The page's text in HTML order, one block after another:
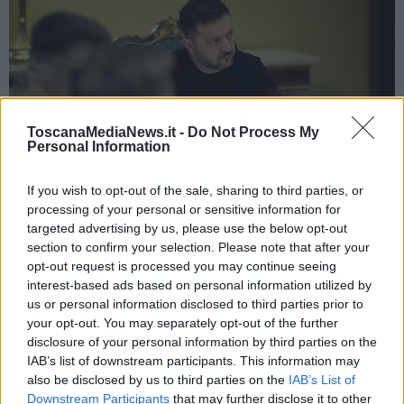
ToscanaMediaNews.it - Do Not Process My
Personal Information
If you wish to opt-out of the sale, sharing to third parties, or
processing of your personal or sensitive information for
targeted advertising by us, please use the below opt-out
section to confirm your selection. Please note that after your
opt-out request is processed you may continue seeing
interest-based ads based on personal information utilized by
us or personal information disclosed to third parties prior to
your opt-out. You may separately opt-out of the further
disclosure of your personal information by third parties on the
IAB’s list of downstream participants. This information may
also be disclosed by us to third parties on the IAB’s List of
Downstream Participants that may further disclose it to other
Il presidente dell'Ucraina Volodymyr Zelensky [X Account]
In tutto questo, mentre Washington sembra distratta dal conflitto in
Medio Oriente,secondo Zelensky neppure i Paesi europei
starebbero contribuendo granché, nonostante le rimostranze di
Kallas. Per il presidente ucraino, infatti, l’Europa starebbe facendo
poco per mettere pressione sulla Russia: tra le “colpe” c’è anche
quella di non aver saputo arginare ilveto dell’Ungheria sul
prestito di 90 miliardi verso Kiev, annunciato ormai da settimane.
All’interno della stessa Unione Europea, il blocco deciso da
Budapest ha surriscaldato gli animi: il cancelliere tedesco